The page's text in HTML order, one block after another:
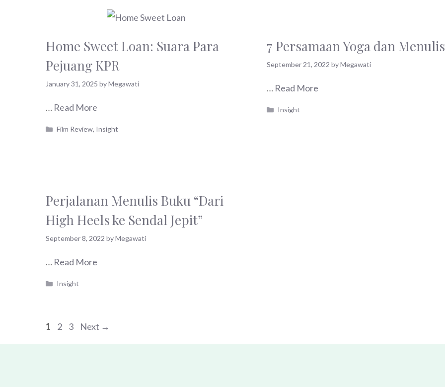
Home Sweet Loan: Suara Para
Pejuang KPR
January 31, 2025 byMegawati
… Read More
Categories
Film Review, Insight
7 Persamaan Yoga dan Menulis
September 21, 2022 byMegawati
… Read More
Categories
Insight
Perjalanan Menulis Buku “Dari
High Heels ke Sendal Jepit”
September 8, 2022 byMegawati
… Read More
Categories
Insight
Page
1 Page
2 Page
3 Next →